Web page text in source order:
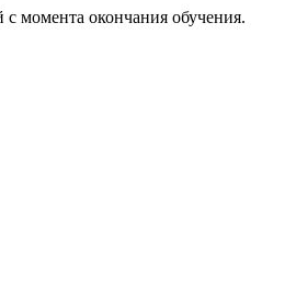
момента окончания обучения.